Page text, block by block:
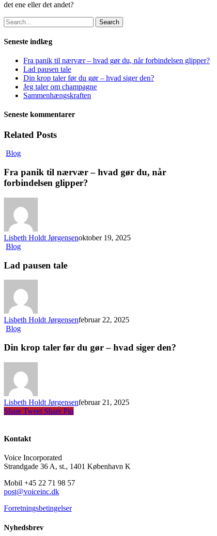
det ene eller det andet?
Search
Seneste indlæg
Fra panik til nærvær – hvad gør du, når forbindelsen glipper?
Lad pausen tale
Din krop taler før du gør – hvad siger den?
Jeg taler om champagne
Sammenhængskraften
Seneste kommentarer
Related Posts
Blog
Fra panik til nærvær – hvad gør du, når
forbindelsen glipper?
Lisbeth Holdt Jørgensenoktober 19, 2025
Blog
Lad pausen tale
Lisbeth Holdt Jørgensenfebruar 22, 2025
Blog
Din krop taler før du gør – hvad siger den?
Lisbeth Holdt Jørgensenfebruar 21, 2025
Share Tweet Share Pin
Kontakt
Voice Incorporated
Strandgade 36 A, st., 1401 København K
Mobil +45 22 71 98 57
post@voiceinc.dk
Forretningsbetingelser
Nyhedsbrev